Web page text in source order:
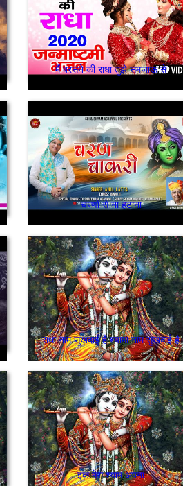
मैं बरसने की राधा तुझे समजाऊ से
चरणों से ना हटाना
राधा नाम सुखदाई है श्यामा नाम सुखदाई है
इक मेरा श्याम अपना